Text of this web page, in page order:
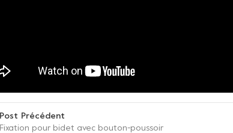
Post Précédent
Fixation pour bidet avec bouton-poussoir